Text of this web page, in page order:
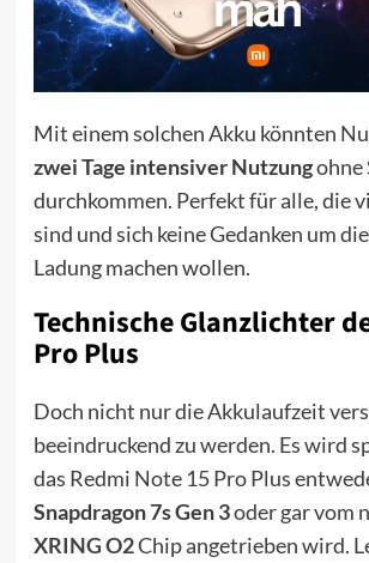
Mit einem solchen Akku könnten
zwei Tage intensiver Nutzungohne
durchkommen. Perfekt für alle, die
sind und sich keine Gedanken um
Ladung machen wollen.
Technische Glanzlichter
Pro Plus
Doch nicht nur die Akkulaufzeit
beeindruckend zu werden. Es wird
das Redmi Note 15 Pro Plus
Snapdragon 7s Gen 3oder gar vom
XRING O2Chip angetrieben wird.